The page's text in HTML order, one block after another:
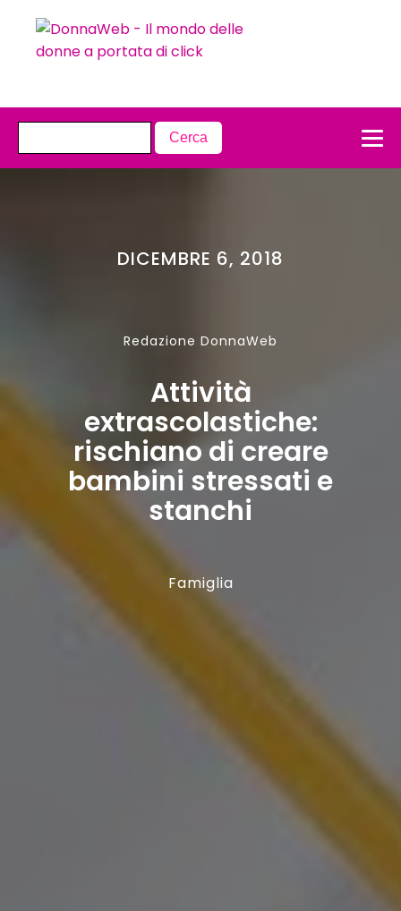
DICEMBRE 6, 2018
Redazione DonnaWeb
Attività
extrascolastiche:
rischiano di creare
bambini stressati e
stanchi
Famiglia